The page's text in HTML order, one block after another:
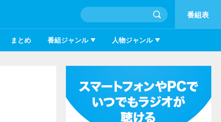
番組表
まとめ 番組ジャンル 人物ジャンル